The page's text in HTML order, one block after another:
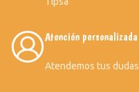
Atención personalizada
Atendemos tus dudas